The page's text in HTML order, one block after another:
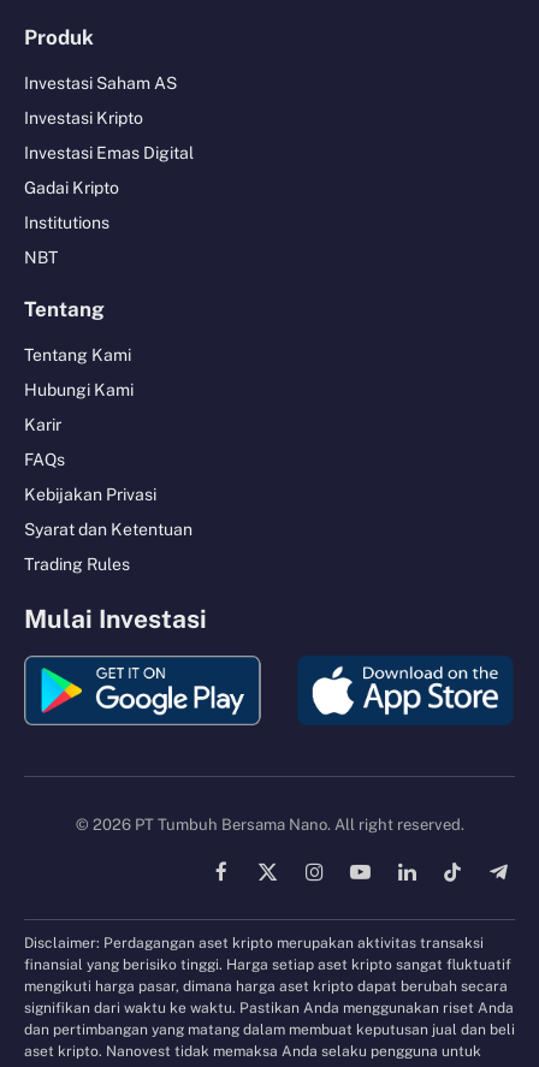
Produk
Investasi Saham AS
Investasi Kripto
Investasi Emas Digital
Gadai Kripto
Institutions
NBT
Tentang
Tentang Kami
Hubungi Kami
Karir
FAQs
Kebijakan Privasi
Syarat dan Ketentuan
Trading Rules
Mulai Investasi
© 2026 PT Tumbuh Bersama Nano. All right reserved.
Facebook
X
InstagramYouTubeLinkedInTikTok
Disclaimer: Perdagangan aset kripto merupakan aktivitas transaksi
finansial yang berisiko tinggi. Harga setiap aset kripto sangat fluktuatif
mengikuti harga pasar, dimana harga aset kripto dapat berubah secara
signifikan dari waktu ke waktu. Pastikan Anda menggunakan riset Anda
dan pertimbangan yang matang dalam membuat keputusan jual dan beli
aset kripto. Nanovest tidak memaksa Anda selaku pengguna untuk